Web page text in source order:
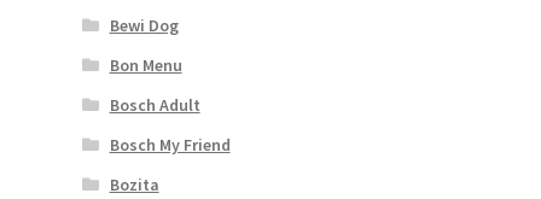
Bewi Dog
Bon Menu
Bosch Adult
Bosch My Friend
Bozita